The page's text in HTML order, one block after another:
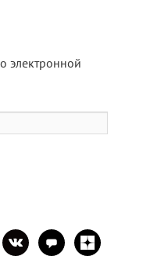
электронной
vkontaktecomment
zen-
yandex